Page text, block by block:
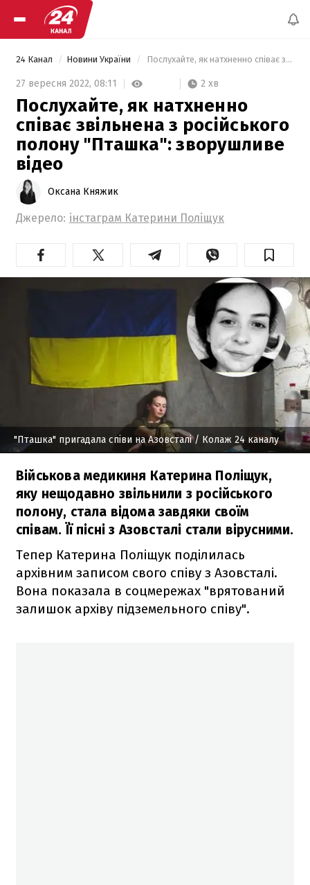
24 Канал Новини України Послухайте, як натхненно співає звільнена з російського полону "Пташка": зворушливе відео
27 вересня 2022, 08:11 2 хв
Послухайте, як натхненно
співає звільнена з російського
полону "Пташка": зворушливе
відео
Оксана Княжик
Джерело: інстаграм Катерини Поліщук
"Пташка" пригадала співи на Азовсталі/ Колаж 24 каналу
Військова медикиня Катерина Поліщук,
яку нещодавно звільнили з російського
полону, стала відома завдяки своїм
співам. Її пісні з Азовсталі стали вірусними.
Тепер Катерина Поліщук поділилась
архівним записом свого співу з Азовсталі.
Вона показала в соцмережах "врятований
залишок архіву підземельного співу".